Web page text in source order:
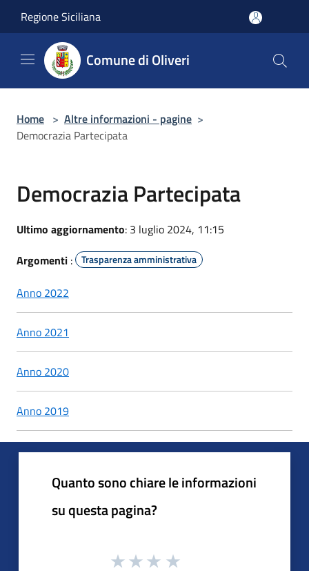
Regione Siciliana
Comune di Oliveri
Home > Altre informazioni - pagine >
Democrazia Partecipata
Democrazia Partecipata
Ultimo aggiornamento: 3 luglio 2024, 11:15
Argomenti : Trasparenza amministrativa
Anno 2022
Anno 2021
Anno 2020
Anno 2019
Quanto sono chiare le informazioni
su questa pagina?